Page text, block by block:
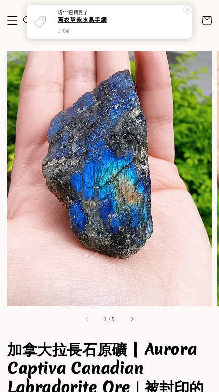
1 /5
加拿大拉長石原礦 | Aurora
Captiva Canadian
Labradorite Ore｜被封印的
巧***已購買了
薰衣草紫水晶手鐲
1 天前